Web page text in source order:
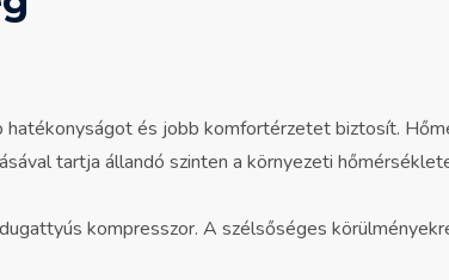
és jobb komfortérzetet biztosít.
tartja állandó szinten a környezeti
kompresszor. A szélsőséges